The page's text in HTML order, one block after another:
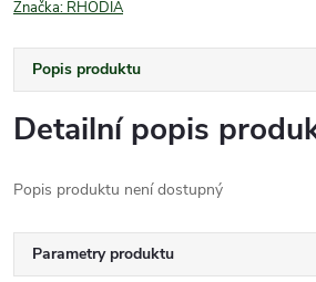
Značka: RHODIA
Popis produktu
Detailní popis
Popis produktu není dostupný
Parametry produktu